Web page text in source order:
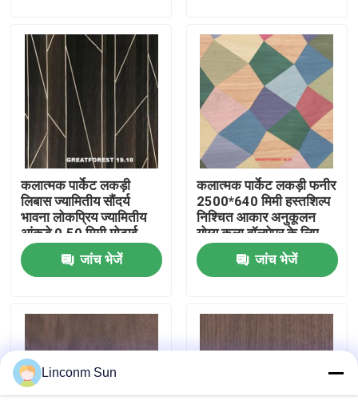
हमारे बारे में
कारखाने का दौरा
गुणवत्ता नियंत्रण
हमसे संपर्क करें
समाचार
उद्धरण मांगें
प्राकृतिक लकड़ी लिबास
कलात्मक पार्केट लकड़ी
लिबास ज्यामितीय सौंदर्य
भावना लोकप्रिय ज्यामितीय
आंकड़े 0.50 मिमी मोटाई
लकड़ी के दरवाजे के लिए
जांच भेजें
कलात्मक पार्केट लकड़ी फनीर
2500*640 मिमी हस्तशिल्प
निश्चित आकार अनुकूलन
योग्य कला वॉलपेपर के लिए
स्प्लाईसिंग
जांच भेजें
Linconm Sun